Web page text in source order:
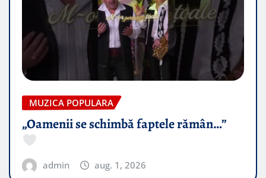
MUZICA POPULARA
„Oamenii se schimbă faptele rămân…”
admin aug. 1, 2026